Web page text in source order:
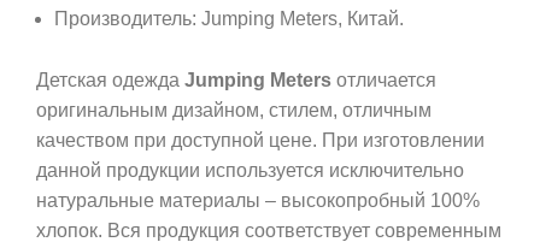
Производитель: Jumping Meters, Китай.
Детская одежда Jumping Meters отличается
оригинальным дизайном, стилем, отличным
качеством при доступной цене. При изготовлении
данной продукции используется исключительно
натуральные материалы – высокопробный 100%
хлопок. Вся продукция соответствует современным